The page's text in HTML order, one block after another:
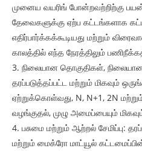
முனைய வயரிங் போன்றவற்றிற்கு
தேவைகளுக்கு ஏற்ப கட்டங்களாக
எதிர்பார்க்கக்கூடியது மற்றும்
காலத்தில் எந்த நேரத்திலும்
3. நிலையான தொகுதிகள்,
தரப்படுத்தப்பட்ட மற்றும் மிகவும்
ஏற்றுக்கொள்வது, N, N+1, 2N
வழங்குதல், முழு அமைப்பையும்
4. பசுமை மற்றும் ஆற்றல் சேமிப்பு:
மற்றும் மைக்ரோ மாட்யூல்